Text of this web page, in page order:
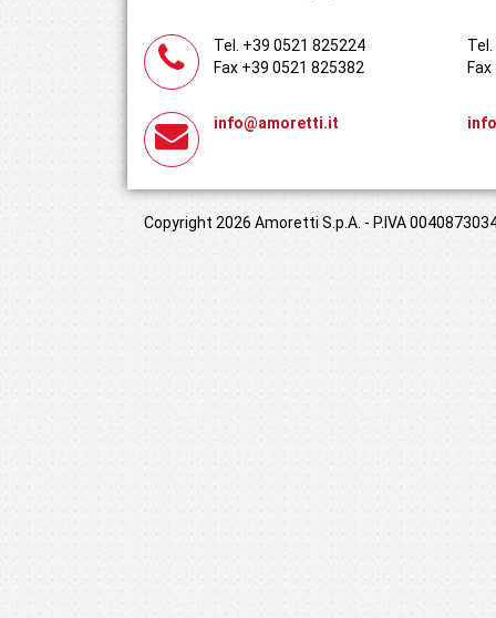
Tel. +39 0521 825224
Fax +39 0521 825382
info@amoretti.it
Copyright 2026 Amoretti S.p.A. - P.IVA